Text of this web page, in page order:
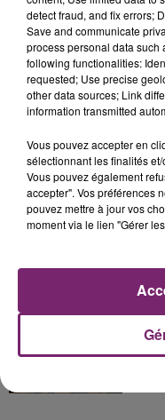
La
de
detect fraud, and fix errors;
Save and communicate
process personal data such
following functionalities:
requested; Use precise
other data sources; Link
information transmitted
Vous pouvez accepter en
sélectionnant les finalités
Vous pouvez également
accepter". Vos préférences
pouvez mettre à jour vos
moment via le lien "Gérer